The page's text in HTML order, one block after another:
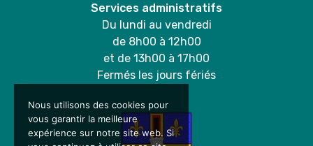
Services administratifs
Du lundi au vendredi
de 8h00 à 12h00
et de 13h00 à 17h00
Fermés les jours fériés
Nous utilisons des cookies pour
vous garantir la meilleure
expérience sur notre site web. Si